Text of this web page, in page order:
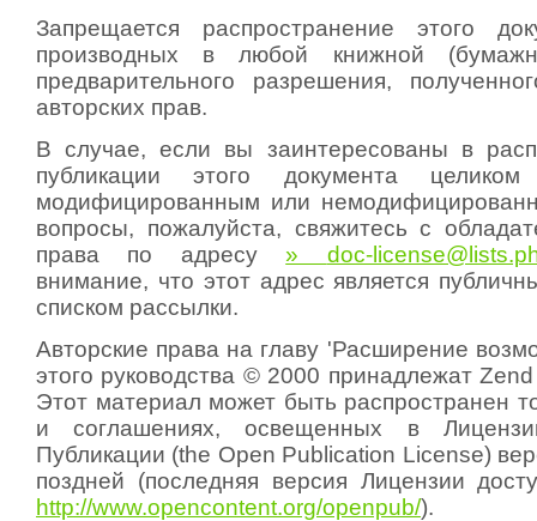
Запрещается распространение этого
производных в любой книжной
предварительного разрешения,
авторских прав.
В случае, если вы заинтересованы в
публикации этого документа
модифицированным или
вопросы, пожалуйста, свяжитесь с
права по адресу» doc-
внимание, что этот адрес является
списком рассылки.
Авторские права на главу 'Расширение
этого руководства © 2000 принадлежат
Этот материал может быть распространен
и соглашениях, освещенных в
Публикации (the Open Publication License)
поздней (последняя версия Лицензии
http://www.opencontent.org/openpub/).